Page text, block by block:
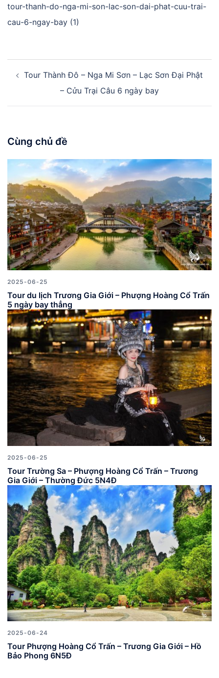
tour-thanh-do-nga-mi-son-lac-son-dai-phat-cuu-trai-
cau-6-ngay-bay (1)
hướng
viết
Tour Thành Đô – Nga Mi Sơn – Lạc Sơn Đại Phật
– Cửu Trại Câu 6 ngày bay
Cùng chủ đề
2025-06-25
Tour du lịch Trương Gia Giới – Phượng Hoàng Cổ Trấn
5 ngày bay thẳng
2025-06-25
Tour Trường Sa – Phượng Hoàng Cổ Trấn – Trương
Gia Giới – Thường Đức 5N4Đ
2025-06-24
Tour Phượng Hoàng Cổ Trấn – Trương Gia Giới – Hồ
Bảo Phong 6N5Đ